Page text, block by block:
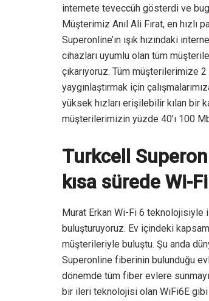
internete teveccüh gösterdi ve
Müşterimiz Anıl Ali Fırat, en
Superonline’ın ışık hızındaki
cihazları uyumlu olan tüm
çıkarıyoruz. Tüm müşterilerimize
yaygınlaştırmak için
yüksek hızları erişilebilir kılan
müşterilerimizin yüzde 40’ı 100
Turkcell
kısa sürede Wi-
Murat Erkan Wi-Fi 6
buluşturuyoruz. Ev içindeki
müşterileriyle buluştu. Şu anda
Superonline fiberinin bulunduğu
dönemde tüm fiber evlere sunmayı
bir ileri teknolojisi olan WiFi6E